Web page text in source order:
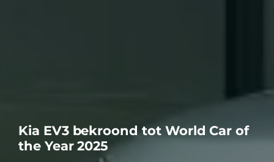
Kia EV3 bekroond tot World Car of
the Year 2025